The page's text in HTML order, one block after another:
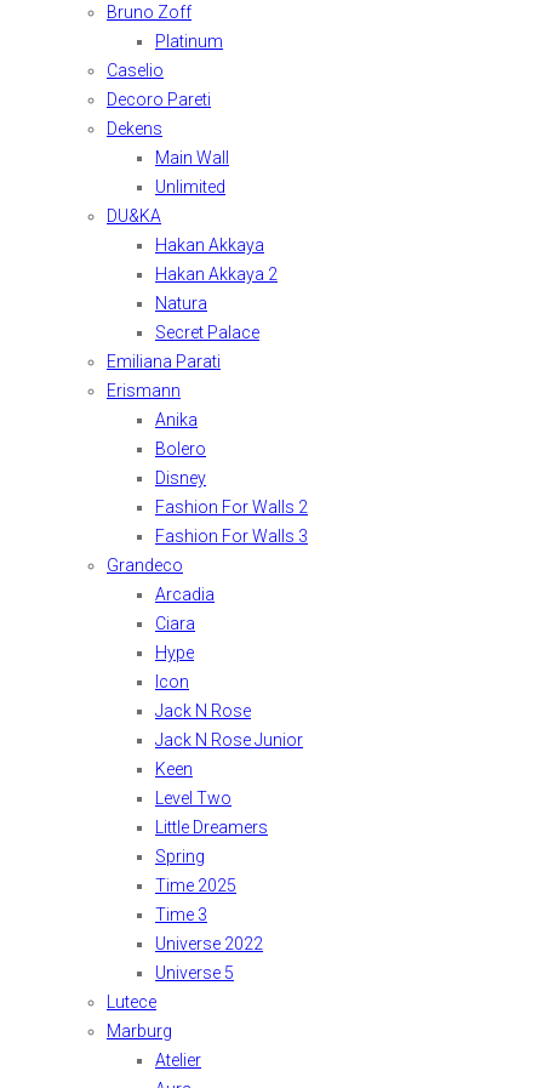
Bruno Zoff
Platinum
Caselio
Decoro Pareti
Dekens
Main Wall
Unlimited
DU&KA
Hakan Akkaya
Hakan Akkaya 2
Natura
Secret Palace
Emiliana Parati
Erismann
Anika
Bolero
Disney
Fashion For Walls 2
Fashion For Walls 3
Grandeco
Arcadia
Ciara
Hype
Icon
Jack N Rose
Jack N Rose Junior
Keen
Level Two
Little Dreamers
Spring
Time 2025
Time 3
Universe 2022
Universe 5
Lutece
Marburg
Atelier